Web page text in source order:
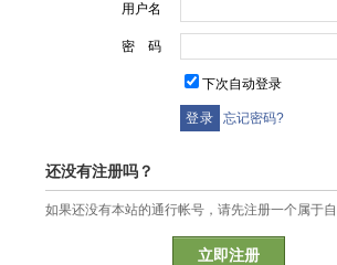
用户名
密 码
下次自动登录
忘记密码?
还没有注册吗？
如果还没有本站的通行帐号，请先注册一个属于自
立即注册